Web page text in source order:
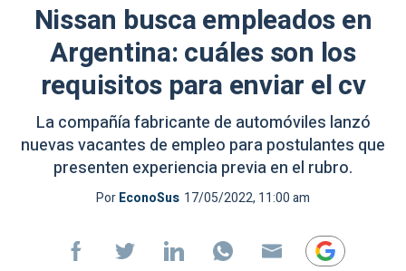
Nissan busca empleados en
Argentina: cuáles son los
requisitos para enviar el cv
La compañía fabricante de automóviles lanzó
nuevas vacantes de empleo para postulantes que
presenten experiencia previa en el rubro.
PorEconoSus 17/05/2022, 11:00 am